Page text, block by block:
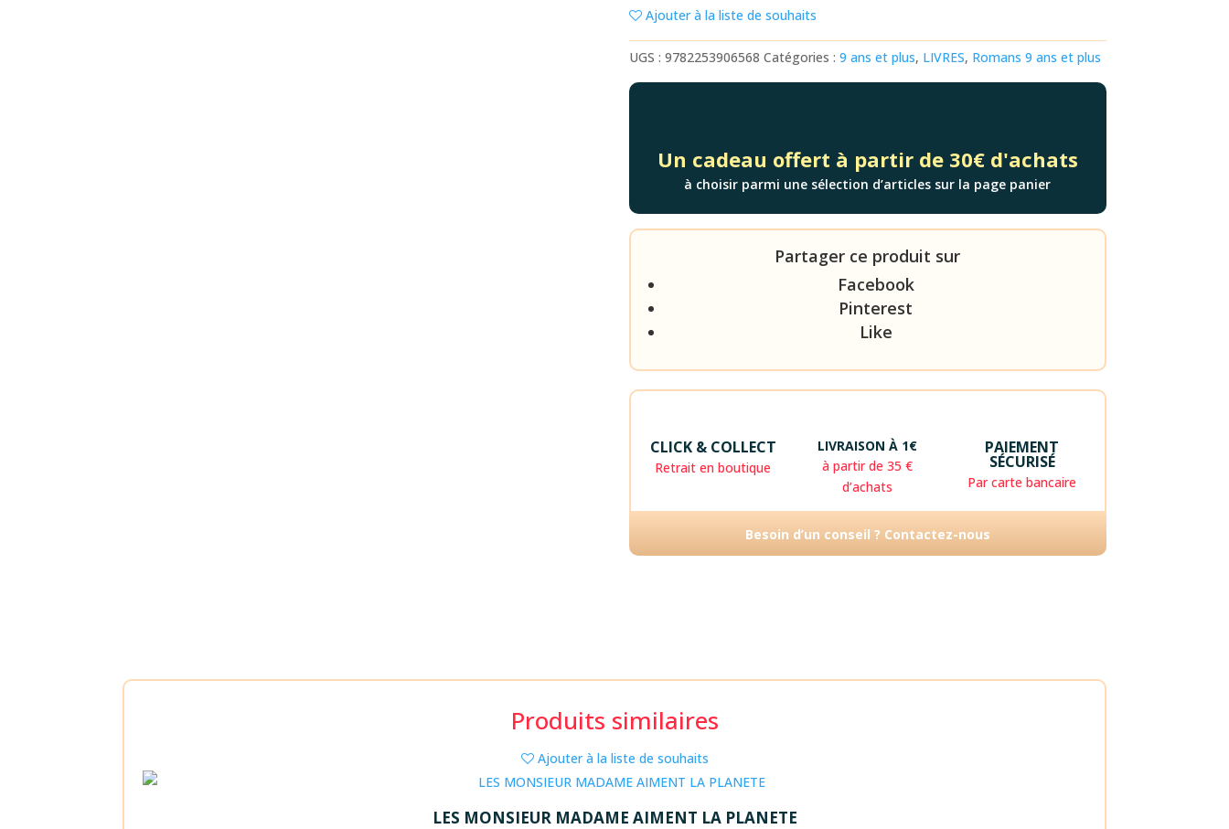
Ajouter à la liste de souhaits
UGS :9782253906568 Catégories :9 ans et plus, LIVRES, Romans 9 ans et plus
Un cadeau offert à partir de 30€ d'achats
à choisir parmi une sélection d’articles sur la page panier
Partager ce produit sur
Facebook
Pinterest
Like
CLICK & COLLECT
Retrait en boutique
LIVRAISON À 1€
à partir de 35 €
d’achats
PAIEMENT
SÉCURISÉ
Par carte bancaire
Besoin d’un conseil ? Contactez-nous
Produits similaires
Ajouter à la liste de souhaits
LES MONSIEUR MADAME AIMENT LA PLANETE